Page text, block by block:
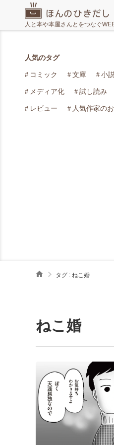
人と本や本屋さんとをつなぐ
人気のタグ
コミック 文庫 小説
メディア化 試し読み
レビュー 人気作家の
タグ : ねこ婚
ねこ婚